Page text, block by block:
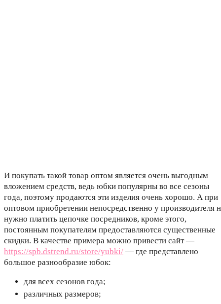
И покупать такой товар оптом является очень выгодным
вложением средств, ведь юбки популярны во все сезоны
года, поэтому продаются эти изделия очень хорошо. А при
оптовом приобретении непосредственно у производителя
нужно платить цепочке посредников, кроме этого,
постоянным покупателям предоставляются существенные
скидки. В качестве примера можно привести сайт —
https://spb.dstrend.ru/store/yubki/ — где представлено
большое разнообразие юбок:
для всех сезонов года;
различных размеров;